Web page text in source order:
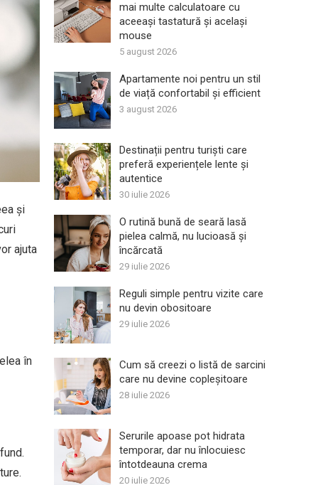
și
ajuta
în
mai multe calculatoare cu
aceeași tastatură și același
mouse
5 august 2026
Apartamente noi pentru un stil
de viață confortabil și efficient
3 august 2026
Destinații pentru turiști care
preferă experiențele lente și
autentice
30 iulie 2026
O rutină bună de seară lasă
pielea calmă, nu lucioasă și
încărcată
29 iulie 2026
Reguli simple pentru vizite care
nu devin obositoare
29 iulie 2026
Cum să creezi o listă de sarcini
care nu devine copleșitoare
28 iulie 2026
Serurile apoase pot hidrata
temporar, dar nu înlocuiesc
întotdeauna crema
20 iulie 2026